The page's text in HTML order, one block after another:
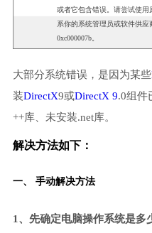
或者它包含错误。请尝试使
系你的系统管理员或软件供
0xc000007b。
大部分系统错误，是因为某些
装DirectX9或DirectX 9.0组件
++库、未安装.net库。
解决方法如下：
一、 手动解决方法
1、先确定电脑操作系统是多